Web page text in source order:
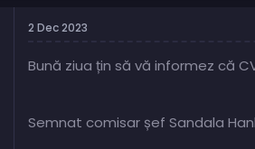
2 Dec 2023
Bună ziua țin să vă informez că
Semnat comisar șef Sandala